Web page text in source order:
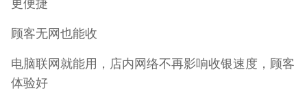
更便捷
顾客无网也能收
电脑联网就能用，店内网络不再影响收银速度，顾客
体验好